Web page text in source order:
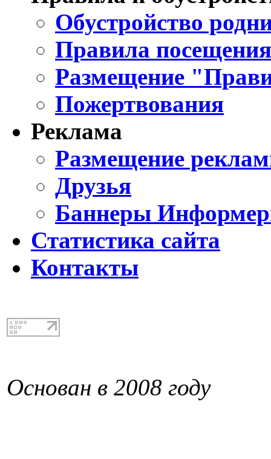
Обустройство
Правила
Размещение
Пожертвования
Реклама
Размещение
Друзья
Баннеры
Статистика сайта
Контакты
Основан в 2008 году